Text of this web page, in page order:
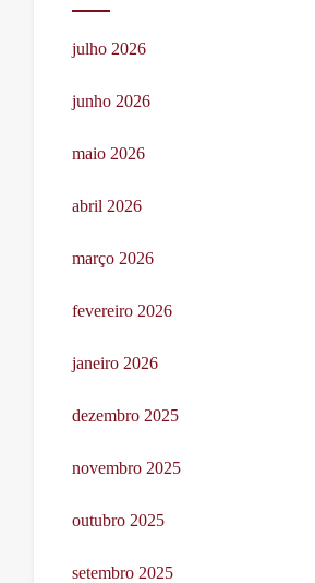
julho 2026
junho 2026
maio 2026
abril 2026
março 2026
fevereiro 2026
janeiro 2026
dezembro 2025
novembro 2025
outubro 2025
setembro 2025